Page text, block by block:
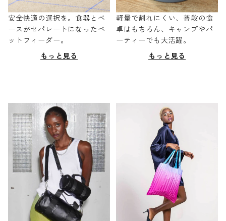
安全快適の選択を。食器とベ
ースがセパレートになったペ
ットフィーダー。
もっと見る
軽量で割れにくい、普段の食
卓はもちろん、キャンプやパ
ーティーでも大活躍。
もっと見る